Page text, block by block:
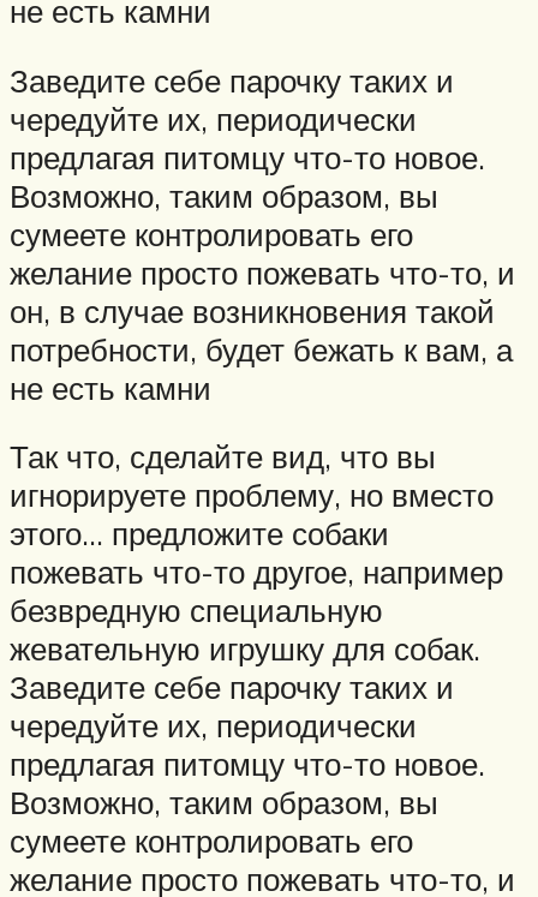
не есть камни
Заведите себе парочку таких и
чередуйте их, периодически
предлагая питомцу что-то новое.
Возможно, таким образом, вы
сумеете контролировать его
желание просто пожевать что-то, и
он, в случае возникновения такой
потребности, будет бежать к вам, а
не есть камни
Так что, сделайте вид, что вы
игнорируете проблему, но вместо
этого… предложите собаки
пожевать что-то другое, например
безвредную специальную
жевательную игрушку для собак.
Заведите себе парочку таких и
чередуйте их, периодически
предлагая питомцу что-то новое.
Возможно, таким образом, вы
сумеете контролировать его
желание просто пожевать что-то, и